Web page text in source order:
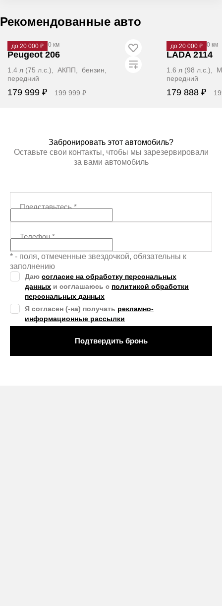
Рекомендованные авто
до 20 000 ₽
2009· 262 000 км
Peugeot 206
1.4 л (75 л.с.), АКПП, бензин,
передний
179 999 ₽ 199 999 ₽
до 20 000 ₽
2011· 189 000 км
LADA 2114
1.6 л (98 л.с.),
передний
179 888 ₽
Забронировать этот автомобиль?
Оставьте свои контакты, чтобы мы зарезервировали
за вами автомобиль
Представьтесь*
Телефон*
* - поля, отмеченные звездочкой, обязательны к
заполнению
Даю согласие на обработку персональных
данных и соглашаюсь с политикой обработки
персональных данных
Я согласен (-на) получать рекламно-
информационные рассылки
Подтвердить бронь